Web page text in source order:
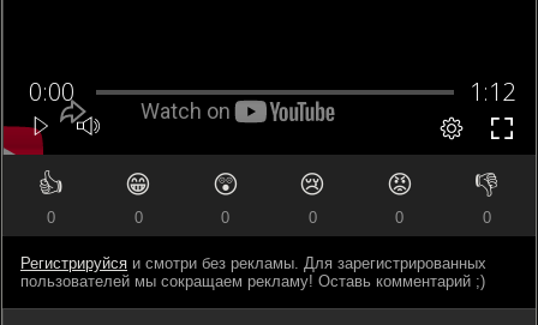
👍
0
😁
0
😲
0
😢
0
😡
0
👎
0
Регистрируйся и смотри без рекламы. Для зарегистрированных
пользователей мы сокращаем рекламу! Оставь комментарий ;)